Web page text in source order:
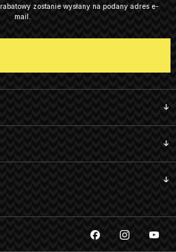
zostanie wysłany na podany adres e-
mail.